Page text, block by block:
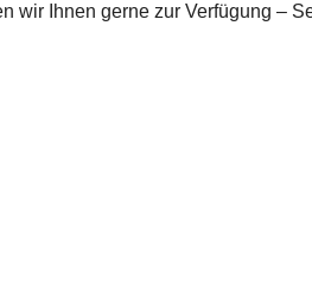
wir Ihnen gerne zur Verfügung –